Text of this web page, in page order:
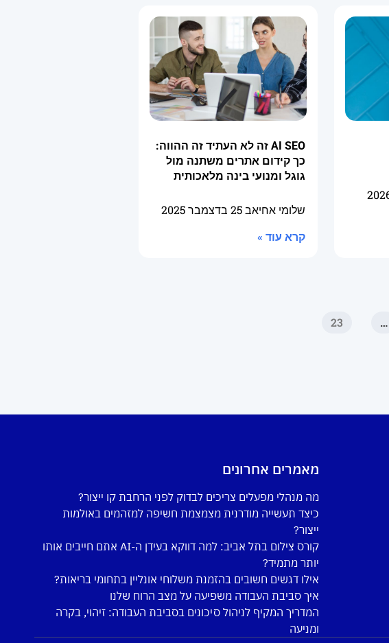
AI SEO זה לא העתיד זה ההווה:
כך קידום אתרים משתנה מול
גוגל ומנועי בינה מלאכותית
שלומי אחיאב25 בדצמבר 2025
קרא עוד »
…
23
מאמרים אחרונים
מה מנהלי מפעלים צריכים לבדוק לפני הרחבת קו ייצור?
כיצד תעשייה מודרנית מצמצמת חשיפה למזהמים באולמות
ייצור?
קורס צילום בתל אביב: למה דווקא בעידן ה-AI אתם חייבים אותו
יותר מתמיד?
אילו דגשים חשובים בהזמנת משלוחי אונליין בתחומי בריאות?
איך סביבת העבודה משפיעה על מצב הרוח שלנו
המדריך המקיף לניהול סיכונים בסביבת העבודה: זיהוי, בקרה
ומניעה